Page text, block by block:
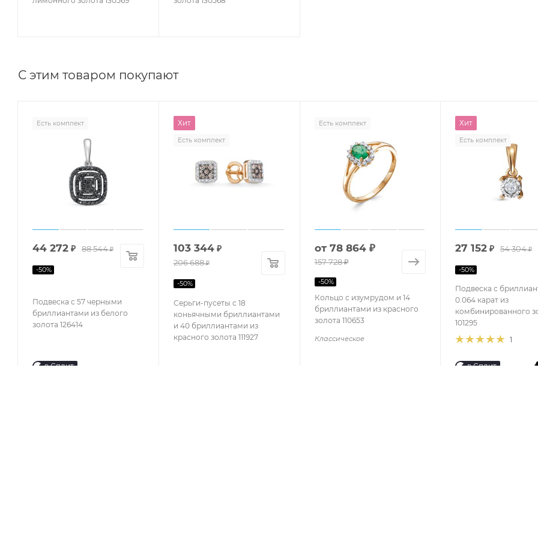
С этим товаром покупают
Есть комплект
Подвеска с 57 черными
бриллиантами из белого
золота 126414
44 272 ₽ 88 544₽
-50%
в Сплит
Хит
Есть комплект
Серьги-пусеты с 18
коньячными бриллиантами
и 40 бриллиантами из
красного золота 111927
103 344₽
206 688₽
-50%
Есть комплект
Кольцо с изумрудом и 14
бриллиантами из красного
золота 110653
Классическое
от 78 864 ₽
157 728 ₽
-50%
Хит
Есть комплект
1
Подвеска с
0.064 карат из
комбинированного
101295
27 152 ₽ 54 304₽
-50%
в Сплит